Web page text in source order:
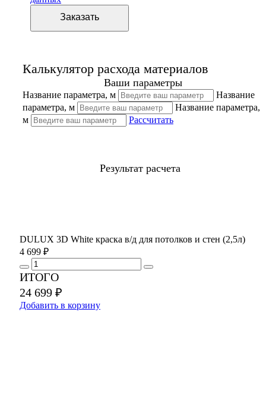
Калькулятор расхода материалов
Ваши параметры
Название параметра, м
Название
параметра, м
Название параметра,
м
Рассчитать
Результат расчета
DULUX 3D White краска в/д для потолков и стен (2,5л)
4 699 ₽
ИТОГО
24 699 ₽
Добавить в корзину